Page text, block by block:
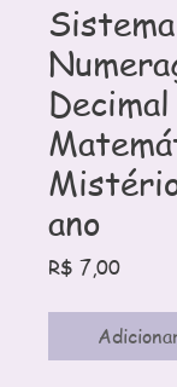
Decimal
ano
R$ 7,00Preço